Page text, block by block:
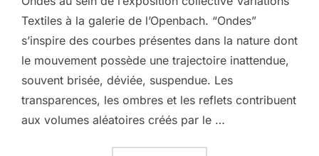
Textiles à la galerie de l’Openbach. “Ondes”
s’inspire des courbes présentes dans la nature dont
le mouvement possède une trajectoire inattendue,
souvent brisée, déviée, suspendue. Les
transparences, les ombres et les reflets contribuent
aux volumes aléatoires créés par le …